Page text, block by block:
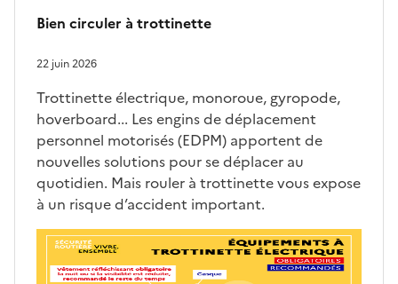
Bien circuler à trottinette
22 juin 2026
Trottinette électrique, monoroue, gyropode,
hoverboard... Les engins de déplacement
personnel motorisés (EDPM) apportent de
nouvelles solutions pour se déplacer au
quotidien. Mais rouler à trottinette vous expose
à un risque d’accident important.